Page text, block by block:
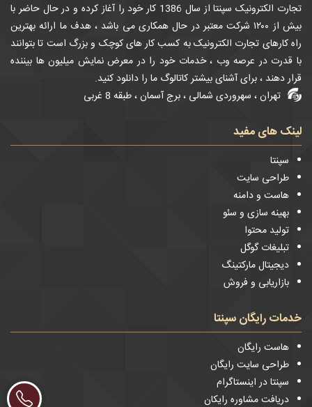
تجارت الکترونیک سپنتا از سال 1386 کار خود را آغاز کرده و در حال حاضر با
بیش از ۱۲۰۰ شرکت معتبر در حال همکاری می باشد ، هدف ما ارائه بهترین
راه کارهای تجارت الکترونیک به کسب کار های کوچک و بزرگ است تا بتوانند
با قدرت در عرصه وب ، خدمات خود را در معرض نمایش میلیون ها بیننده
قرار دهند ، برای آشنای بیشتر کاتالوگ ما را دانلود کنید.
تهران ، سهروردی شمالی ، برج آسمان ، طبقه 8 غربی
لینک های مفید
سپنتا
طراحی سایت
هاست و دامنه
بهینه سازی و سئو
تولید محتوا
تبلیغات گوگل
دیجیتال مارکتینگ
بازاریابی و فروش
خدمات رایگان سپنتا
هاست رایگان
طراحی سایت رایگان
سپنتا در اینستاگرام
دریافت مشاوره رایکان